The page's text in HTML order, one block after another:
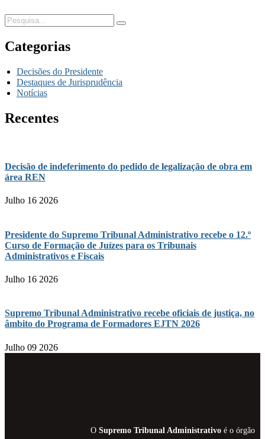
Categorias
Decisões do Presidente
Destaques de Jurisprudência
Notícias
Recentes
Decisão de indeferimento do pedido de legalização de obra em
área REN
Julho 16 2026
Presidente do Supremo Tribunal Administrativo recebe o 12.º
Curso de Formação de Juízes para os Tribunais
Administrativos e Fiscais
Julho 16 2026
Supremo Tribunal Administrativo recebe oficiais de justiça, no
âmbito do Programa de Formadores EJTN 2026
Julho 09 2026
O Supremo Tribunal Administrativoé o órgão